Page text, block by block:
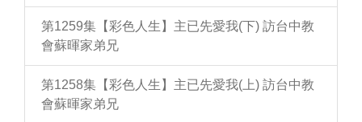
第1259集【彩色人生】主已先愛我(下) 訪台中教
會蘇暉家弟兄
第1258集【彩色人生】主已先愛我(上) 訪台中教
會蘇暉家弟兄